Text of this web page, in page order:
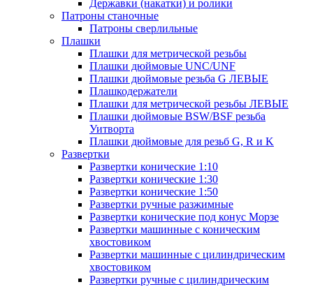
Державки (накатки) и ролики
Патроны станочные
Патроны сверлильные
Плашки
Плашки для метрической резьбы
Плашки дюймовые UNC/UNF
Плашки дюймовые резьба G ЛЕВЫЕ
Плашкодержатели
Плашки для метрической резьбы ЛЕВЫЕ
Плашки дюймовые BSW/BSF резьба
Уитворта
Плашки дюймовые для резьб G, R и K
Развертки
Развертки конические 1:10
Развертки конические 1:30
Развертки конические 1:50
Развертки ручные разжимные
Развертки конические под конус Морзе
Развертки машинные с коническим
хвостовиком
Развертки машинные с цилиндрическим
хвостовиком
Развертки ручные с цилиндрическим